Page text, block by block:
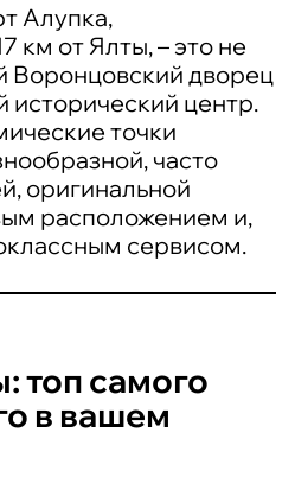
Алупка,
км от Ялты, – это не
Воронцовский дворец
исторический центр.
точки
часто
оригинальной
расположением и,
сервисом.
топ самого
в вашем